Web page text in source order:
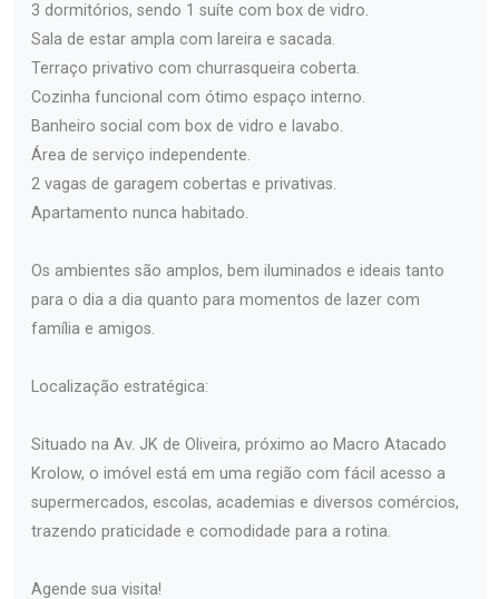
3 dormitórios, sendo 1 suíte com box de vidro.
Sala de estar ampla com lareira e sacada.
Terraço privativo com churrasqueira coberta.
Cozinha funcional com ótimo espaço interno.
Banheiro social com box de vidro e lavabo.
Área de serviço independente.
2 vagas de garagem cobertas e privativas.
Apartamento nunca habitado.
Os ambientes são amplos, bem iluminados e ideais tanto
para o dia a dia quanto para momentos de lazer com
família e amigos.
Localização estratégica:
Situado na Av. JK de Oliveira, próximo ao Macro Atacado
Krolow, o imóvel está em uma região com fácil acesso a
supermercados, escolas, academias e diversos comércios,
trazendo praticidade e comodidade para a rotina.
Agende sua visita!